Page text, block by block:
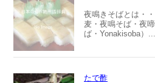
夜鳴きそばとは・
麦・夜鳴そば・夜
ば・Yonakisoba）...
たで酢